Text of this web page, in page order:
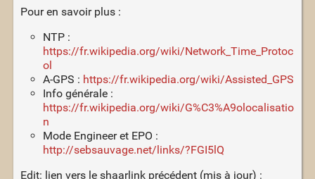
Pour en savoir plus :
NTP :
https://fr.wikipedia.org/wiki/Network_Time_Protoc
ol
A-GPS : https://fr.wikipedia.org/wiki/Assisted_GPS
Info générale :
https://fr.wikipedia.org/wiki/G%C3%A9olocalisatio
n
Mode Engineer et EPO :
http://sebsauvage.net/links/?FGI5lQ
Edit: lien vers le shaarlink précédent (mis à jour) :